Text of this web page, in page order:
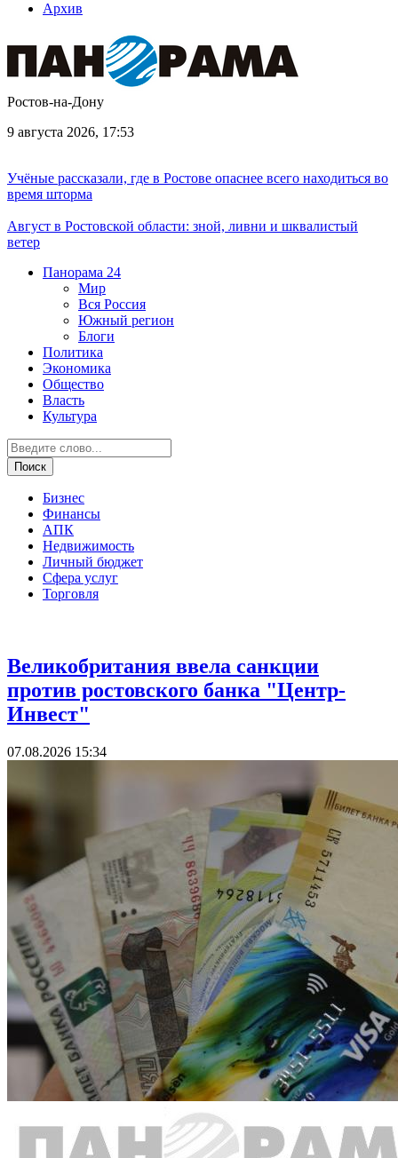
Архив
Ростов-на-Дону
9 августа 2026, 17:53
Учёные рассказали, где в Ростове опаснее всего находиться во
время шторма
Август в Ростовской области: зной, ливни и шквалистый
ветер
Панорама 24
Мир
Вся Россия
Южный регион
Блоги
Политика
Экономика
Общество
Власть
Культура
Бизнес
Финансы
АПК
Недвижимость
Личный бюджет
Сфера услуг
Торговля
Великобритания ввела санкции
против ростовского банка "Центр-
Инвест"
07.08.2026 15:34